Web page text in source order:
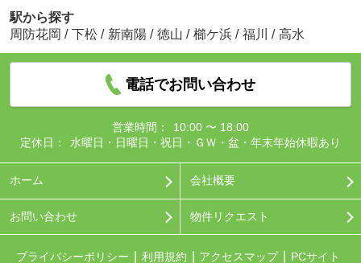
駅から探す
周防花岡 / 下松 / 新南陽 / 徳山 / 櫛ケ浜 / 福川 / 高水
電話でお問い合わせ
営業時間：
10:00 〜 18:00
定休日：
水曜日・日曜日・祝日・ＧＷ・盆・年末年始休暇あり
ホーム 会社概要
お問い合わせ 物件リクエスト
プライバシーポリシー 利用規約 アクセスマップ PCサイト